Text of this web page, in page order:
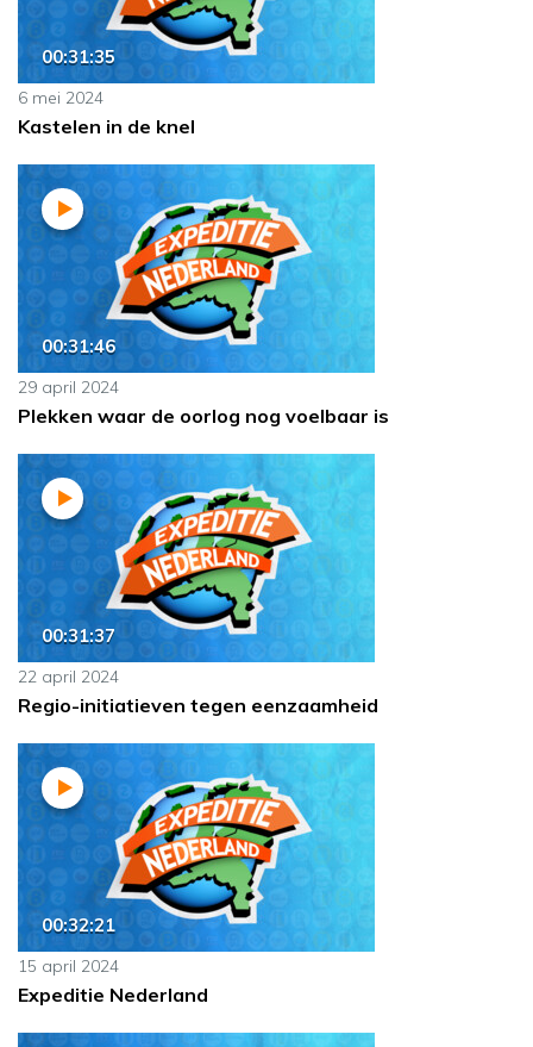
00:31:35
6 mei 2024
Kastelen in de knel
00:31:46
29 april 2024
Plekken waar de oorlog nog voelbaar is
00:31:37
22 april 2024
Regio-initiatieven tegen eenzaamheid
00:32:21
15 april 2024
Expeditie Nederland